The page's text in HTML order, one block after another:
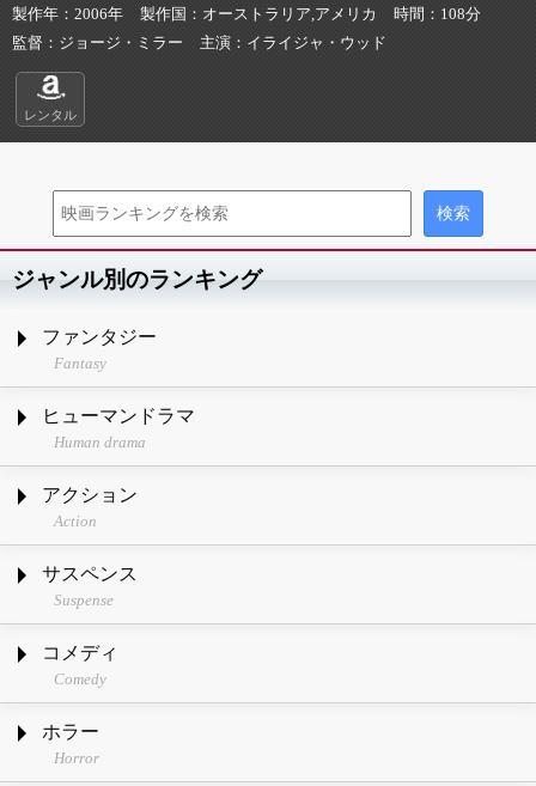
製作年 2006年 製作国 オーストラリア,アメリカ 時間
108分
監督
ジョージ・ミラー 主演 イライジャ・ウッド
レンタル
ジャンル別のランキング
ファンタジー
Fantasy
ヒューマンドラマ
Human drama
アクション
Action
サスペンス
Suspense
コメディ
Comedy
ホラー
Horror